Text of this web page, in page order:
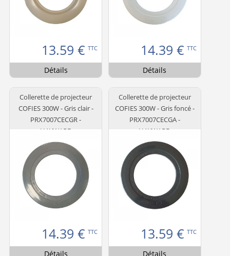
13.59 € TTC
Détails
14.39 € TTC
Détails
Collerette de projecteur
COFIES 300W - Gris clair -
PRX7007CECGR -
HAYWARD
14.39 € TTC
Détails
Collerette de projecteur
COFIES 300W - Gris foncé -
PRX7007CECGA -
HAYWARD
13.59 € TTC
Détails